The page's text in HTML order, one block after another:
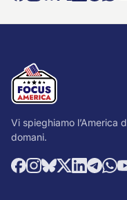
Vi spieghiamo l’America
domani.